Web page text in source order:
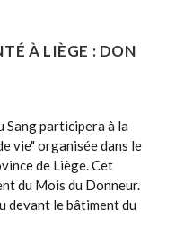
À LIÈGE : DON
Sang participera à la
vie" organisée dans le
de Liège. Cet
du Mois du Donneur.
devant le bâtiment du